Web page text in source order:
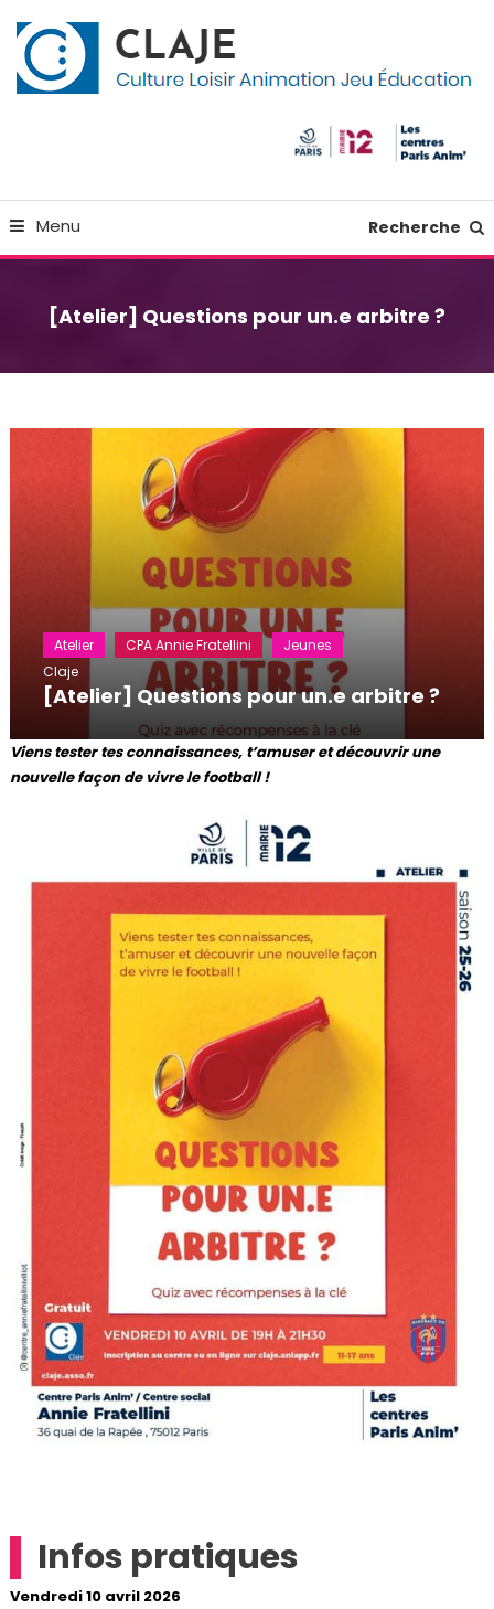
To
Content
Menu Recherche
[Atelier] Questions pour un.e arbitre ?
Atelier CPA Annie Fratellini
Jeunes
Claje
[Atelier] Questions pour un.e arbitre ?
Viens tester tes connaissances, t’amuser et découvrir une
nouvelle façon de vivre le football !
Infos pratiques
Vendredi 10 avril 2026